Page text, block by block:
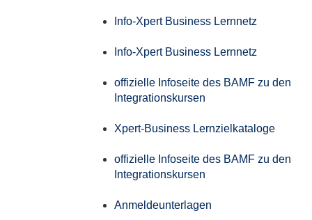
Info-Xpert Business Lernnetz
Info-Xpert Business Lernnetz
offizielle Infoseite des BAMF zu den
Integrationskursen
Xpert-Business Lernzielkataloge
offizielle Infoseite des BAMF zu den
Integrationskursen
Anmeldeunterlagen